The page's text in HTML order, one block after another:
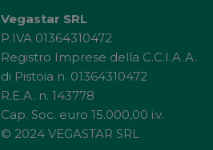
Vegastar SRL
P.IVA 01364310472
Registro Imprese della C.C.I.A.A.
di Pistoia n. 01364310472
R.E.A. n. 143778
Cap. Soc. euro 15.000,00 i.v.
© 2024 VEGASTAR SRL